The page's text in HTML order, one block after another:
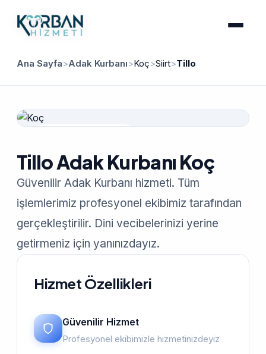
Ana Sayfa>Adak Kurbanı>Koç>Siirt>Tillo
Tillo Adak Kurbanı Koç
Güvenilir Adak Kurbanı hizmeti. Tüm
işlemlerimiz profesyonel ekibimiz tarafından
gerçekleştirilir. Dini vecibelerinizi yerine
getirmeniz için yanınızdayız.
Hizmet Özellikleri
Güvenilir Hizmet
Profesyonel ekibimizle hizmetinizdeyiz